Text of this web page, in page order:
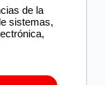
de la
sistemas,